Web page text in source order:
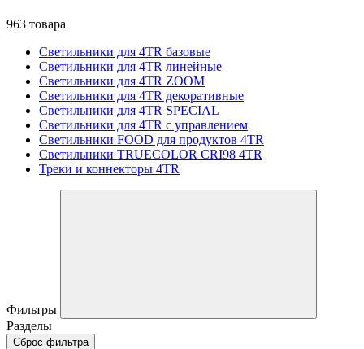
963 товара
Светильники для 4TR базовые
Светильники для 4TR линейные
Светильники для 4TR ZOOM
Светильники для 4TR декоративные
Светильники для 4TR SPECIAL
Светильники для 4TR с управлением
Светильники FOOD для продуктов 4TR
Светильники TRUECOLOR CRI98 4TR
Треки и коннекторы 4TR
Фильтры
Разделы
Сброс фильтра